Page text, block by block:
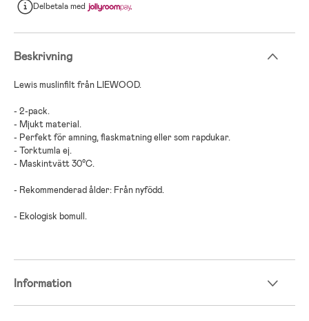
Delbetalamed
Beskrivning
Lewis muslinfilt från LIEWOOD.
- 2-pack.
- Mjukt material.
- Perfekt för amning, flaskmatning eller som rapdukar.
- Torktumla ej.
- Maskintvätt 30°C.
- Rekommenderad ålder: Från nyfödd.
- Ekologisk bomull.
Information